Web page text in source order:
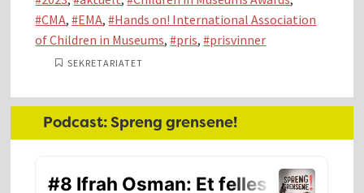
CMA, EMA, Hands on! International Association
of Children in Museums, pris, prisvinner
SEKRETARIATET
Hoved
Podcast: Spreng grensene!